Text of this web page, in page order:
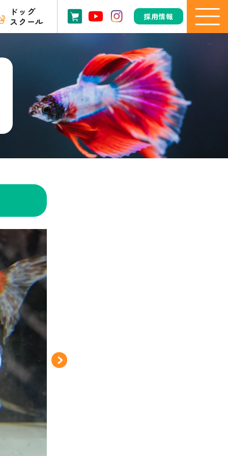
ドッグ
スクール
採用情報